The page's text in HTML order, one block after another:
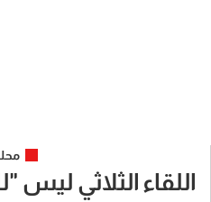
اللقاء الثلاثي ليس